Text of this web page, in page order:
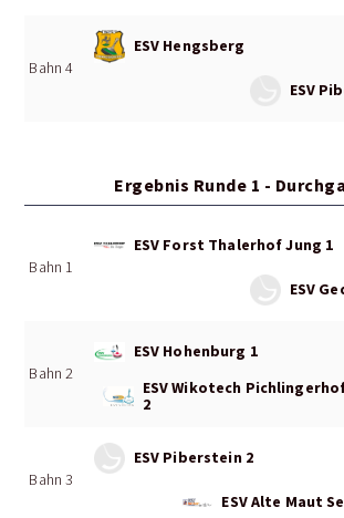
Bahn 4
ESV Hengsberg
ESV
Ergebnis Runde 1 -
Bahn 1
ESV Forst Thalerhof Jung 1
ESV
Bahn 2
ESV Hohenburg 1
ESV Wikotech
2
Bahn 3
ESV Piberstein 2
ESV Alte Maut